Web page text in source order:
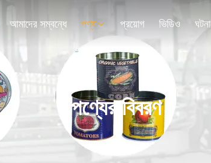
আমাদের সম্বন্ধে পণ্য প্রয়োগ ভিডিও ঘটনা
পণ্যের বিবরণ